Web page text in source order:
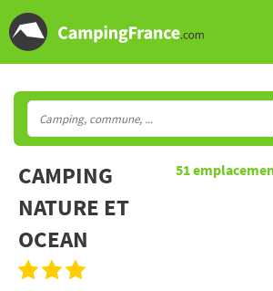
CAMPING
NATURE ET
OCEAN
51